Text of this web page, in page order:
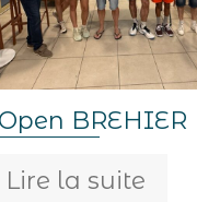
BREHIER
Lire la suite